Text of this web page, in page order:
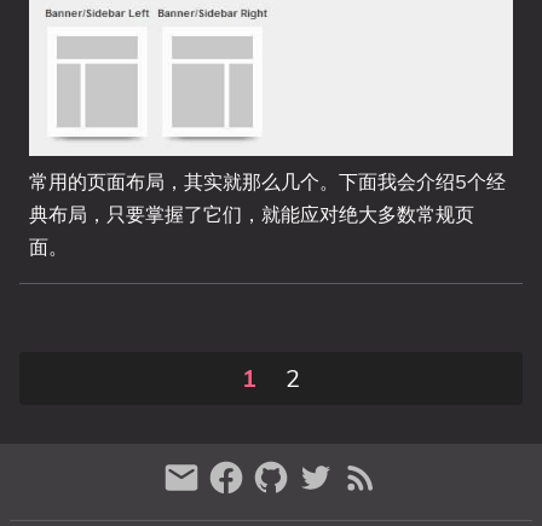
常用的页面布局，其实就那么几个。下面我会介绍5个经
典布局，只要掌握了它们，就能应对绝大多数常规页
面。
1 2